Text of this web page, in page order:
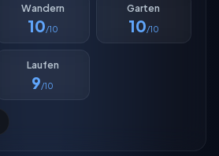
Wandern
10/10
Garten
10/10
Laufen
9/10